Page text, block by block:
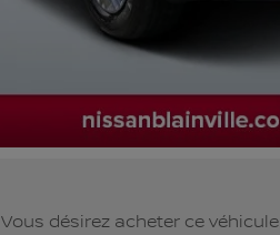
Vous désirez acheter ce véhicule